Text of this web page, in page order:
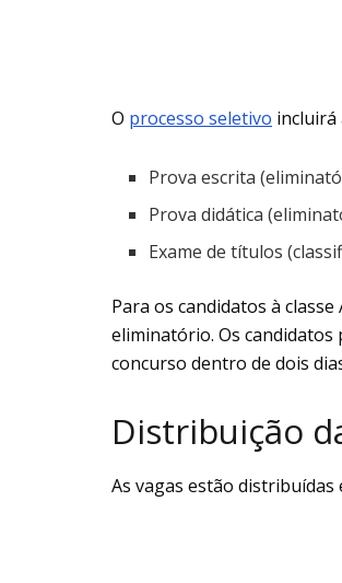
O processo seletivo incluirá
Prova escrita
Prova didática
Exame de títulos
Para os candidatos à
eliminatório. Os
concurso dentro de dois
Distribuição
As vagas estão